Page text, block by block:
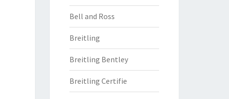
Bell and Ross
Breitling
Breitling Bentley
Breitling Certifie